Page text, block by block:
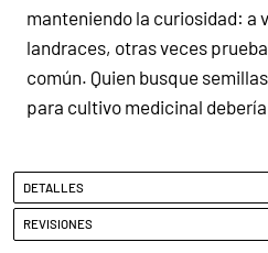
manteniendo la curiosidad: a
landraces, otras veces
común. Quien busque
para cultivo medicinal
DETALLES
REVISIONES